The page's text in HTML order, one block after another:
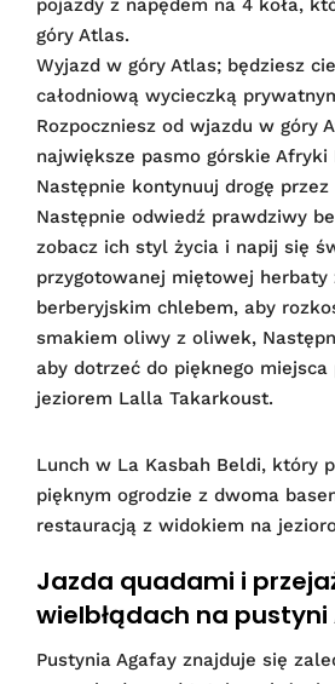
góry Atlas.
Wyjazd w góry Atlas; będziesz
całodniową wycieczką
Rozpoczniesz od wjazdu w góry
największe pasmo górskie Afryki
Następnie kontynuuj drogę przez
Następnie odwiedź prawdziwy
zobacz ich styl życia i napij się
przygotowanej miętowej herbaty
berberyjskim chlebem, aby
smakiem oliwy z oliwek,
aby dotrzeć do pięknego miejsca
jeziorem Lalla Takarkoust.
Lunch w La Kasbah Beldi, który
pięknym ogrodzie z dwoma
restauracją z widokiem na
Jazda quadami i
wielbłądach na
Pustynia Agafay znajduje się